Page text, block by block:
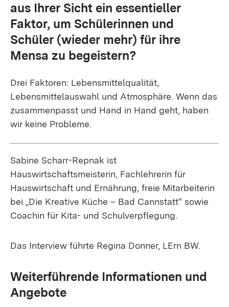
aus Ihrer Sicht ein essentieller
Faktor, um Schülerinnen und
Schüler (wieder mehr) für ihre
Mensa zu begeistern?
Drei Faktoren: Lebensmittelqualität,
Lebensmittelauswahl und Atmosphäre. Wenn das
zusammenpasst und Hand in Hand geht, haben
wir keine Probleme.
Sabine Scharr-Repnak ist
Hauswirtschaftsmeisterin, Fachlehrerin für
Hauswirtschaft und Ernährung, freie Mitarbeiterin
bei „Die Kreative Küche – Bad Cannstatt“ sowie
Coachin für Kita- und Schulverpflegung.
Das Interview führte Regina Donner, LErn BW.
Weiterführende Informationen und
Angebote